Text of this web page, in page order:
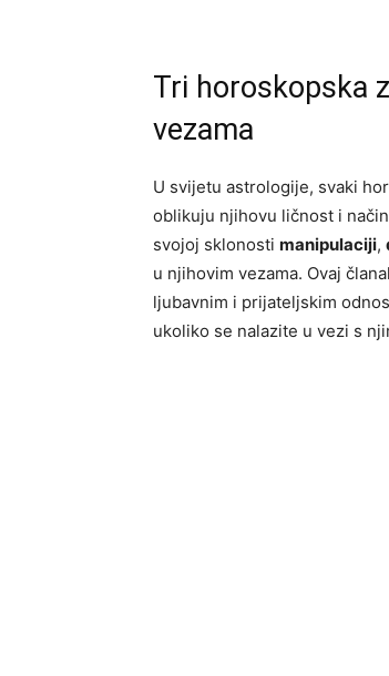
Tri horoskopska
vezama
U svijetu astrologije, svaki
oblikuju njihovu ličnost i
svojoj sklonosti manipulaciji,
u njihovim vezama. Ovaj
ljubavnim i prijateljskim
ukoliko se nalazite u vezi s